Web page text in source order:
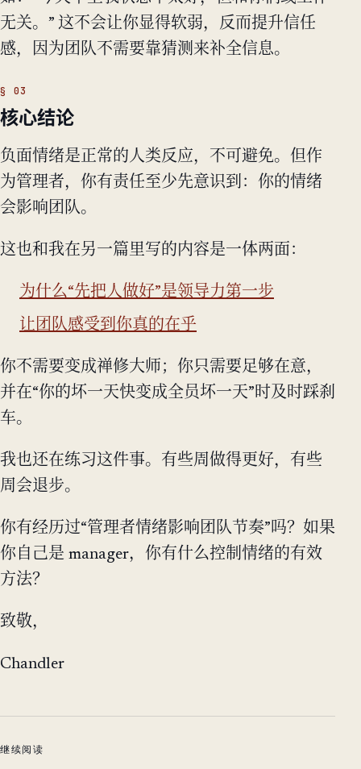
无关。” 这不会让你显得软弱，反而提升信任
感，因为团队不需要靠猜测来补全信息。
核心结论
负面情绪是正常的人类反应，不可避免。但作
为管理者，你有责任至少先意识到：你的情绪
会影响团队。
这也和我在另一篇里写的内容是一体两面：
为什么“先把人做好”是领导力第一步
让团队感受到你真的在乎
你不需要变成禅修大师；你只需要足够在意，
并在“你的坏一天快变成全员坏一天”时及时踩刹
车。
我也还在练习这件事。有些周做得更好，有些
周会退步。
你有经历过“管理者情绪影响团队节奏”吗？如果
你自己是 manager，你有什么控制情绪的有效
方法？
致敬，
Chandler
继续阅读